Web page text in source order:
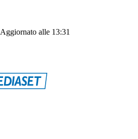
Aggiornato alle 13:31